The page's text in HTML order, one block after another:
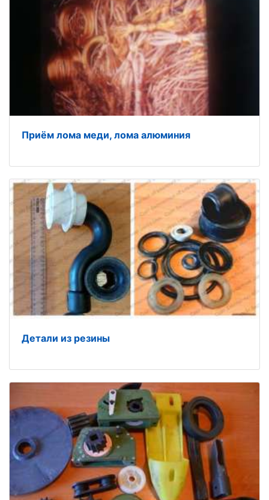
Приём лома меди, лома алюминия
Детали из резины